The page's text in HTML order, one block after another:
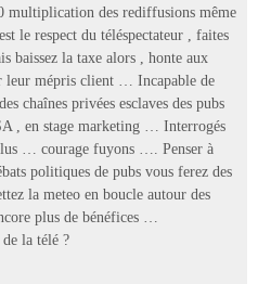
multiplication des rediffusions même
le respect du téléspectateur , faites
baissez la taxe alors , honte aux
leur mépris client … Incapable de
chaînes privées esclaves des pubs
, en stage marketing … Interrogés
… courage fuyons …. Penser à
politiques de pubs vous ferez des
la meteo en boucle autour des
plus de bénéfices …
la télé ?